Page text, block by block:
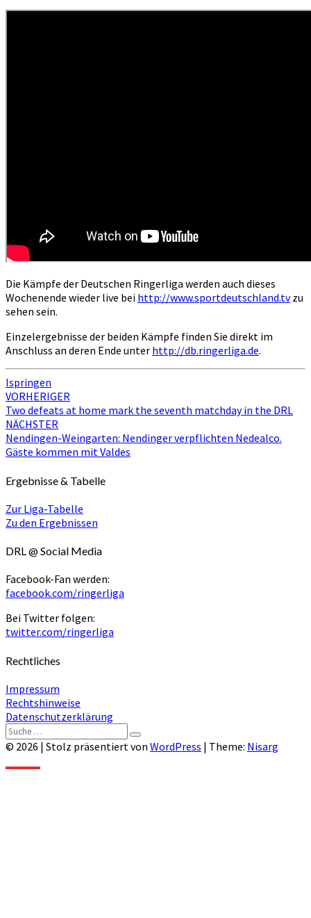
Die Kämpfe der Deutschen Ringerliga werden auch dieses
Wochenende wieder live bei http://www.sportdeutschland.tvzu
sehen sein.
Einzelergebnisse der beiden Kämpfe finden Sie direkt im
Anschluss an deren Ende unter http://db.ringerliga.de.
Ispringen
Beitragsnavigation
VORHERIGER
Two defeats at home mark the seventh matchday in the DRL
NÄCHSTER
Nendingen-Weingarten: Nendinger verpflichten Nedealco.
Gäste kommen mit Valdes
Ergebnisse & Tabelle
Zur Liga-Tabelle
Zu den Ergebnissen
DRL @ Social Media
Facebook-Fan werden:
facebook.com/ringerliga
Bei Twitter folgen:
twitter.com/ringerliga
Rechtliches
Impressum
Rechtshinweise
Datenschutzerklärung
Suche
nach:
Suchen
© 2026 | Stolz präsentiert von WordPress | Theme: Nisarg